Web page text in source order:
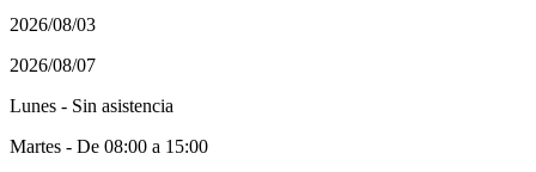
2026/08/03
2026/08/07
Lunes - Sin asistencia
Martes - De 08:00 a 15:00